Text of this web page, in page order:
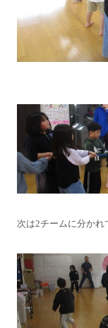
次は2チームに分かれ